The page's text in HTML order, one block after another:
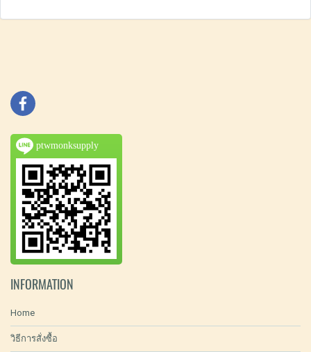
ptwmonksupply
INFORMATION
Home
วิธีการสั่งซื้อ